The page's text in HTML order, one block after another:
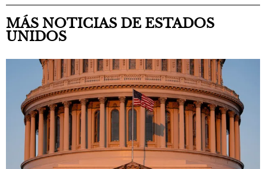
MÁS NOTICIAS DE ESTADOS
UNIDOS